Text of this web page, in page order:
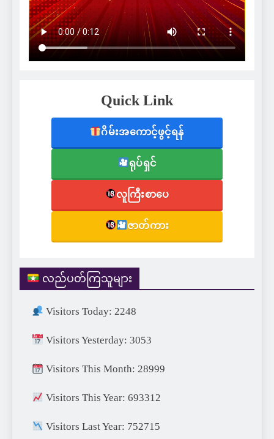
Quick Link
ဂိမ်းအကောင့်ဖွင့်ရန်
ရုပ်ရှင်
လူကြီးစာပေ
ဇာတ်ကား
လည်ပတ်ကြသူများ
Visitors Today: 2248
Visitors Yesterday: 3053
Visitors This Month: 28999
Visitors This Year: 693312
Visitors Last Year: 752715